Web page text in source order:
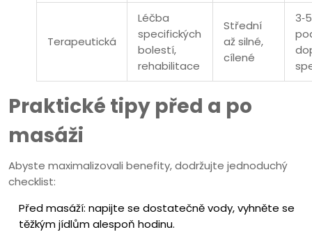
Terapeutická
Léčba
specifických
bolestí,
rehabilitace
Střední
až silné,
cílené
Praktické tipy před a po
masáži
Abyste maximalizovali benefity, dodržujte jednoduchý
checklist:
Před masáží: napijte se dostatečně vody, vyhněte se
těžkým jídlům alespoň hodinu.